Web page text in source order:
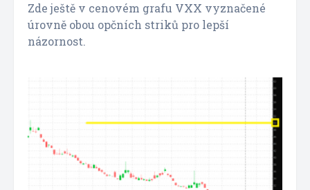
Zde ještě v cenovém grafu VXX vyznačené
úrovně obou opčních striků pro lepší
názornost.